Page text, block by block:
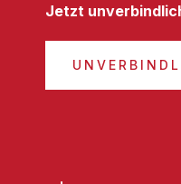
Jetzt